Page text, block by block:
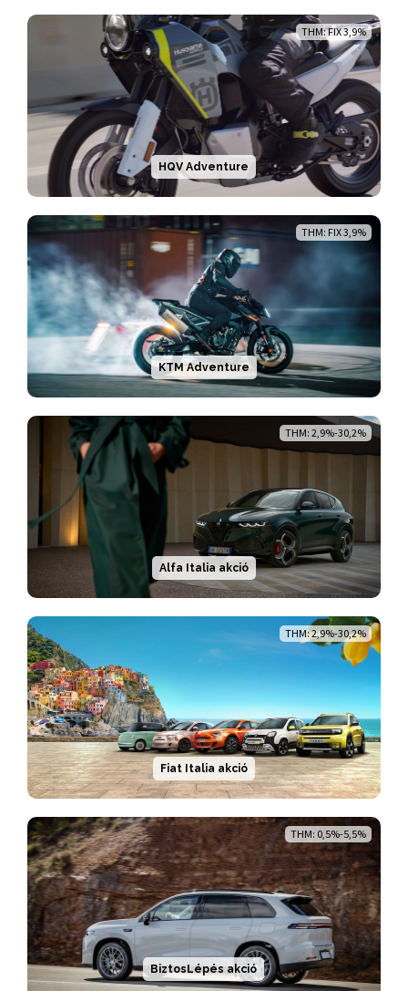
THM: FIX 3,9%
HQV Adventure
THM: FIX 3,9%
KTM Adventure
THM: 2,9%-30,2%
Alfa Italia akció
THM: 2,9%-30,2%
Fiat Italia akció
THM: 0,5%-5,5%
BiztosLépés akció